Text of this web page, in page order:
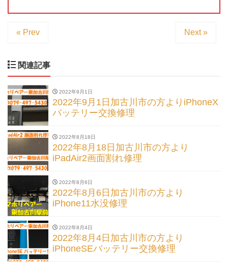
« Prev Next »
関連記事
2022年9月1日
2022年9月1日加古川市の方よりiPhoneX
バッテリー交換修理
2022年8月18日
2022年8月18日加古川市の方より
iPadAir2画面割れ修理
2022年8月6日
2022年8月6日加古川市の方より
iPhone11水没修理
2022年8月4日
2022年8月4日加古川市の方より
iPhoneSEバッテリー交換修理